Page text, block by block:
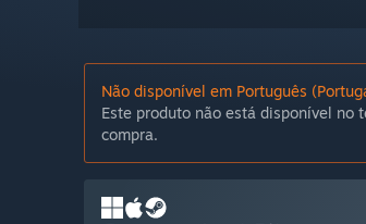
Não disponível em Português
Este produto não está disponível no
compra.